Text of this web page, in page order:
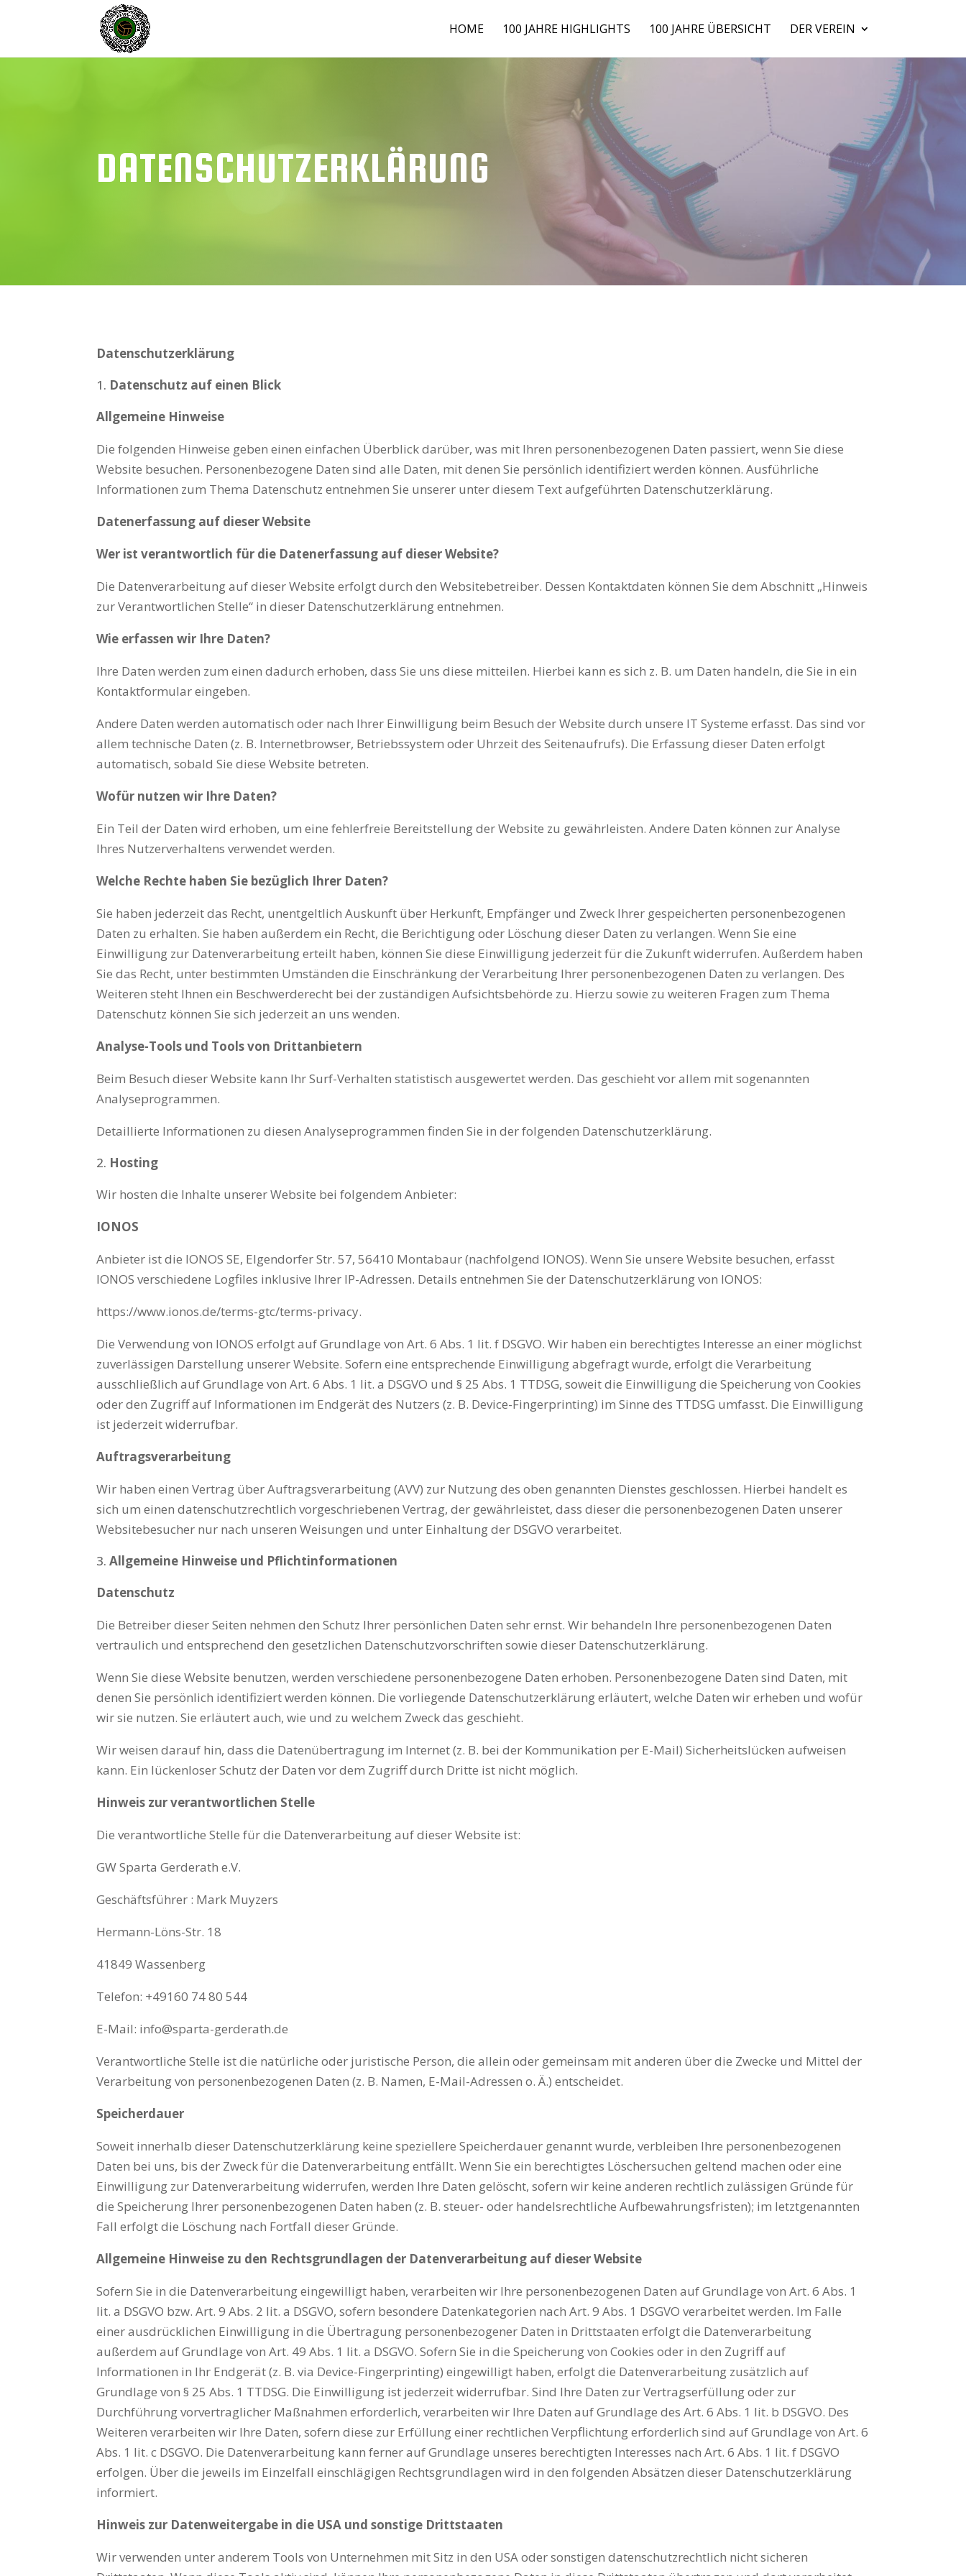
HOME 100 JAHRE HIGHLIGHTS 100 JAHRE ÜBERSICHT DER VEREIN
DATENSCHUTZERKLÄRUNG
Datenschutzerklärung
Datenschutz auf einen Blick
Allgemeine Hinweise
Die folgenden Hinweise geben einen einfachen Überblick darüber, was mit Ihren personenbezogenen Daten passiert, wenn Sie diese
Website besuchen. Personenbezogene Daten sind alle Daten, mit denen Sie persönlich identifiziert werden können. Ausführliche
Informationen zum Thema Datenschutz entnehmen Sie unserer unter diesem Text aufgeführten Datenschutzerklärung.
Datenerfassung auf dieser Website
Wer ist verantwortlich für die Datenerfassung auf dieser Website?
Die Datenverarbeitung auf dieser Website erfolgt durch den Websitebetreiber. Dessen Kontaktdaten können Sie dem Abschnitt „Hinweis
zur Verantwortlichen Stelle“ in dieser Datenschutzerklärung entnehmen.
Wie erfassen wir Ihre Daten?
Ihre Daten werden zum einen dadurch erhoben, dass Sie uns diese mitteilen. Hierbei kann es sich z. B. um Daten handeln, die Sie in ein
Kontaktformular eingeben.
Andere Daten werden automatisch oder nach Ihrer Einwilligung beim Besuch der Website durch unsere IT Systeme erfasst. Das sind vor
allem technische Daten (z. B. Internetbrowser, Betriebssystem oder Uhrzeit des Seitenaufrufs). Die Erfassung dieser Daten erfolgt
automatisch, sobald Sie diese Website betreten.
Wofür nutzen wir Ihre Daten?
Ein Teil der Daten wird erhoben, um eine fehlerfreie Bereitstellung der Website zu gewährleisten. Andere Daten können zur Analyse
Ihres Nutzerverhaltens verwendet werden.
Welche Rechte haben Sie bezüglich Ihrer Daten?
Sie haben jederzeit das Recht, unentgeltlich Auskunft über Herkunft, Empfänger und Zweck Ihrer gespeicherten personenbezogenen
Daten zu erhalten. Sie haben außerdem ein Recht, die Berichtigung oder Löschung dieser Daten zu verlangen. Wenn Sie eine
Einwilligung zur Datenverarbeitung erteilt haben, können Sie diese Einwilligung jederzeit für die Zukunft widerrufen. Außerdem haben
Sie das Recht, unter bestimmten Umständen die Einschränkung der Verarbeitung Ihrer personenbezogenen Daten zu verlangen. Des
Weiteren steht Ihnen ein Beschwerderecht bei der zuständigen Aufsichtsbehörde zu. Hierzu sowie zu weiteren Fragen zum Thema
Datenschutz können Sie sich jederzeit an uns wenden.
Analyse-Tools und Tools von Drittanbietern
Beim Besuch dieser Website kann Ihr Surf-Verhalten statistisch ausgewertet werden. Das geschieht vor allem mit sogenannten
Analyseprogrammen.
Detaillierte Informationen zu diesen Analyseprogrammen finden Sie in der folgenden Datenschutzerklärung.
Hosting
Wir hosten die Inhalte unserer Website bei folgendem Anbieter:
IONOS
Anbieter ist die IONOS SE, Elgendorfer Str. 57, 56410 Montabaur (nachfolgend IONOS). Wenn Sie unsere Website besuchen, erfasst
IONOS verschiedene Logfiles inklusive Ihrer IP-Adressen. Details entnehmen Sie der Datenschutzerklärung von IONOS:
https://www.ionos.de/terms-gtc/terms-privacy.
Die Verwendung von IONOS erfolgt auf Grundlage von Art. 6 Abs. 1 lit. f DSGVO. Wir haben ein berechtigtes Interesse an einer möglichst
zuverlässigen Darstellung unserer Website. Sofern eine entsprechende Einwilligung abgefragt wurde, erfolgt die Verarbeitung
ausschließlich auf Grundlage von Art. 6 Abs. 1 lit. a DSGVO und § 25 Abs. 1 TTDSG, soweit die Einwilligung die Speicherung von Cookies
oder den Zugriff auf Informationen im Endgerät des Nutzers (z. B. Device-Fingerprinting) im Sinne des TTDSG umfasst. Die Einwilligung
ist jederzeit widerrufbar.
Auftragsverarbeitung
Wir haben einen Vertrag über Auftragsverarbeitung (AVV) zur Nutzung des oben genannten Dienstes geschlossen. Hierbei handelt es
sich um einen datenschutzrechtlich vorgeschriebenen Vertrag, der gewährleistet, dass dieser die personenbezogenen Daten unserer
Websitebesucher nur nach unseren Weisungen und unter Einhaltung der DSGVO verarbeitet.
Allgemeine Hinweise und Pflichtinformationen
Datenschutz
Die Betreiber dieser Seiten nehmen den Schutz Ihrer persönlichen Daten sehr ernst. Wir behandeln Ihre personenbezogenen Daten
vertraulich und entsprechend den gesetzlichen Datenschutzvorschriften sowie dieser Datenschutzerklärung.
Wenn Sie diese Website benutzen, werden verschiedene personenbezogene Daten erhoben. Personenbezogene Daten sind Daten, mit
denen Sie persönlich identifiziert werden können. Die vorliegende Datenschutzerklärung erläutert, welche Daten wir erheben und wofür
wir sie nutzen. Sie erläutert auch, wie und zu welchem Zweck das geschieht.
Wir weisen darauf hin, dass die Datenübertragung im Internet (z. B. bei der Kommunikation per E-Mail) Sicherheitslücken aufweisen
kann. Ein lückenloser Schutz der Daten vor dem Zugriff durch Dritte ist nicht möglich.
Hinweis zur verantwortlichen Stelle
Die verantwortliche Stelle für die Datenverarbeitung auf dieser Website ist:
GW Sparta Gerderath e.V.
Geschäftsführer : Mark Muyzers
Hermann-Löns-Str. 18
41849 Wassenberg
Telefon: +49160 74 80 544
E-Mail: info@sparta-gerderath.de
Verantwortliche Stelle ist die natürliche oder juristische Person, die allein oder gemeinsam mit anderen über die Zwecke und Mittel der
Verarbeitung von personenbezogenen Daten (z. B. Namen, E-Mail-Adressen o. Ä.) entscheidet.
Speicherdauer
Soweit innerhalb dieser Datenschutzerklärung keine speziellere Speicherdauer genannt wurde, verbleiben Ihre personenbezogenen
Daten bei uns, bis der Zweck für die Datenverarbeitung entfällt. Wenn Sie ein berechtigtes Löschersuchen geltend machen oder eine
Einwilligung zur Datenverarbeitung widerrufen, werden Ihre Daten gelöscht, sofern wir keine anderen rechtlich zulässigen Gründe für
die Speicherung Ihrer personenbezogenen Daten haben (z. B. steuer- oder handelsrechtliche Aufbewahrungsfristen); im letztgenannten
Fall erfolgt die Löschung nach Fortfall dieser Gründe.
Allgemeine Hinweise zu den Rechtsgrundlagen der Datenverarbeitung auf dieser Website
Sofern Sie in die Datenverarbeitung eingewilligt haben, verarbeiten wir Ihre personenbezogenen Daten auf Grundlage von Art. 6 Abs. 1
lit. a DSGVO bzw. Art. 9 Abs. 2 lit. a DSGVO, sofern besondere Datenkategorien nach Art. 9 Abs. 1 DSGVO verarbeitet werden. Im Falle
einer ausdrücklichen Einwilligung in die Übertragung personenbezogener Daten in Drittstaaten erfolgt die Datenverarbeitung
außerdem auf Grundlage von Art. 49 Abs. 1 lit. a DSGVO. Sofern Sie in die Speicherung von Cookies oder in den Zugriff auf
Informationen in Ihr Endgerät (z. B. via Device-Fingerprinting) eingewilligt haben, erfolgt die Datenverarbeitung zusätzlich auf
Grundlage von § 25 Abs. 1 TTDSG. Die Einwilligung ist jederzeit widerrufbar. Sind Ihre Daten zur Vertragserfüllung oder zur
Durchführung vorvertraglicher Maßnahmen erforderlich, verarbeiten wir Ihre Daten auf Grundlage des Art. 6 Abs. 1 lit. b DSGVO. Des
Weiteren verarbeiten wir Ihre Daten, sofern diese zur Erfüllung einer rechtlichen Verpflichtung erforderlich sind auf Grundlage von Art. 6
Abs. 1 lit. c DSGVO. Die Datenverarbeitung kann ferner auf Grundlage unseres berechtigten Interesses nach Art. 6 Abs. 1 lit. f DSGVO
erfolgen. Über die jeweils im Einzelfall einschlägigen Rechtsgrundlagen wird in den folgenden Absätzen dieser Datenschutzerklärung
informiert.
Hinweis zur Datenweitergabe in die USA und sonstige Drittstaaten
Wir verwenden unter anderem Tools von Unternehmen mit Sitz in den USA oder sonstigen datenschutzrechtlich nicht sicheren